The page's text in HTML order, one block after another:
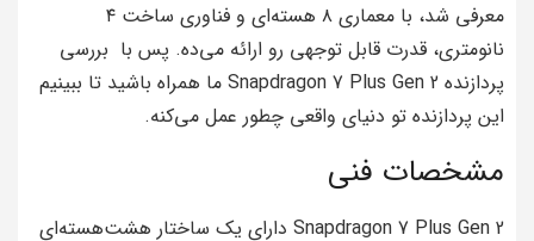
معرفی شد، با معماری ۸ هسته‌ای و فناوری ساخت ۴
نانومتری، قدرت قابل توجهی رو ارائه می‌ده. پس با بررسی
پردازنده Snapdragon 7 Plus Gen 2 ما همراه باشید تا ببینیم
این پردازنده تو دنیای واقعی چطور عمل می‌کنه.
مشخصات فنی
Snapdragon 7 Plus Gen 2 دارای یک ساختار هشت‌هسته‌ای